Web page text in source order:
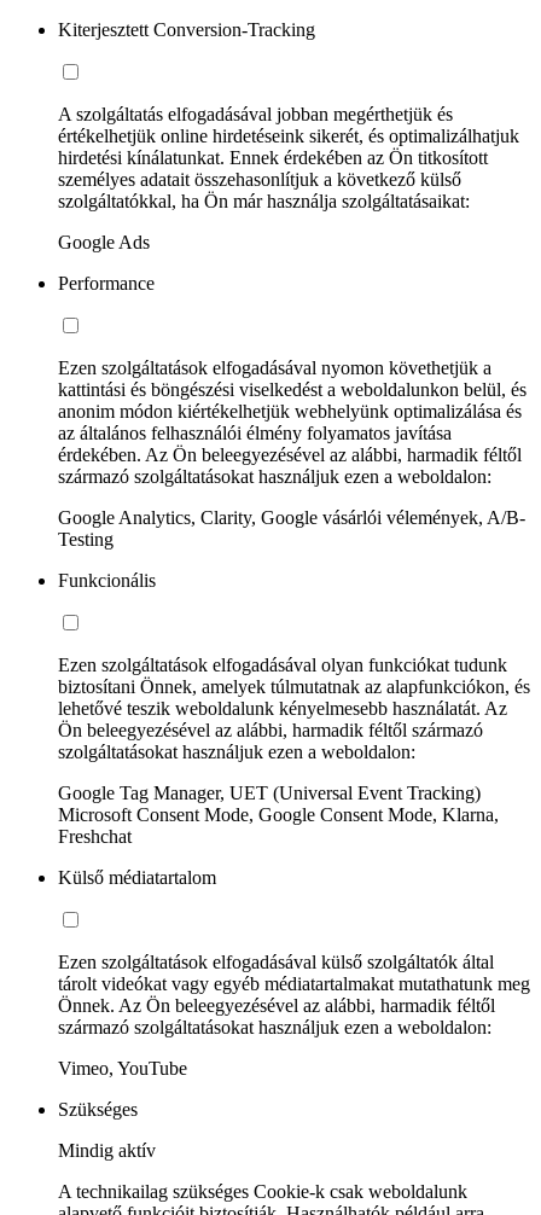
Kiterjesztett Conversion-Tracking
A szolgáltatás elfogadásával jobban megérthetjük és
értékelhetjük online hirdetéseink sikerét, és optimalizálhatjuk
hirdetési kínálatunkat. Ennek érdekében az Ön titkosított
személyes adatait összehasonlítjuk a következő külső
szolgáltatókkal, ha Ön már használja szolgáltatásaikat:
Google Ads
Performance
Ezen szolgáltatások elfogadásával nyomon követhetjük a
kattintási és böngészési viselkedést a weboldalunkon belül, és
anonim módon kiértékelhetjük webhelyünk optimalizálása és
az általános felhasználói élmény folyamatos javítása
érdekében. Az Ön beleegyezésével az alábbi, harmadik féltől
származó szolgáltatásokat használjuk ezen a weboldalon:
Google Analytics, Clarity, Google vásárlói vélemények, A/B-
Testing
Funkcionális
Ezen szolgáltatások elfogadásával olyan funkciókat tudunk
biztosítani Önnek, amelyek túlmutatnak az alapfunkciókon, és
lehetővé teszik weboldalunk kényelmesebb használatát. Az
Ön beleegyezésével az alábbi, harmadik féltől származó
szolgáltatásokat használjuk ezen a weboldalon:
Google Tag Manager, UET (Universal Event Tracking)
Microsoft Consent Mode, Google Consent Mode, Klarna,
Freshchat
Külső médiatartalom
Ezen szolgáltatások elfogadásával külső szolgáltatók által
tárolt videókat vagy egyéb médiatartalmakat mutathatunk meg
Önnek. Az Ön beleegyezésével az alábbi, harmadik féltől
származó szolgáltatásokat használjuk ezen a weboldalon:
Vimeo, YouTube
Szükséges
Mindig aktív
A technikailag szükséges Cookie-k csak weboldalunk